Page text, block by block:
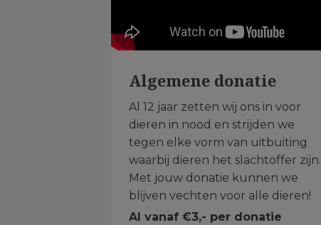
Algemene donatie
Al 12 jaar zetten wij ons in voor
dieren in nood en strijden we
tegen elke vorm van uitbuiting
waarbij dieren het slachtoffer zijn.
Met jouw donatie kunnen we
blijven vechten voor alle dieren!
Al vanaf €3,- per donatie